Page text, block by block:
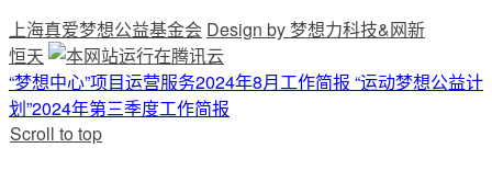
上海真爱梦想公益基金会 Design by 梦想力科技&网新
恒天
“梦想中心”项目运营服务2024年8月工作简报 “运动梦想公益计
划”2024年第三季度工作简报
Scroll to top